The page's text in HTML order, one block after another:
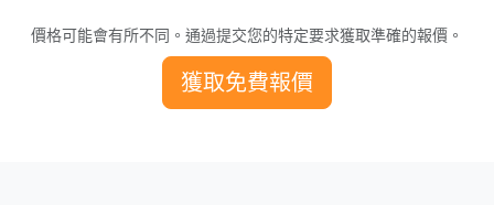
價格可能會有所不同。通過提交您的特定要求獲取準確的報價。
獲取免費報價